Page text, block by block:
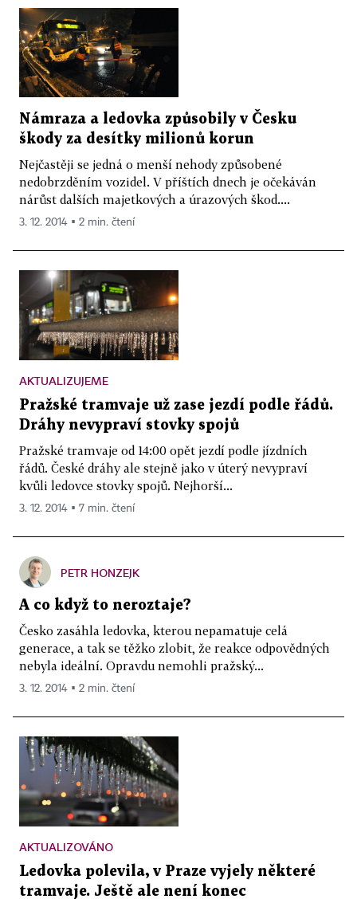
Námraza a ledovka způsobily v Česku
škody za desítky milionů korun
Nejčastěji se jedná o menší nehody způsobené
nedobrzděním vozidel. V příštích dnech je očekáván
nárůst dalších majetkových a úrazových škod....
3. 12. 2014 ▪ 2 min. čtení
AKTUALIZUJEME
Pražské tramvaje už zase jezdí podle řádů.
Dráhy nevypraví stovky spojů
Pražské tramvaje od 14:00 opět jezdí podle jízdních
řádů. České dráhy ale stejně jako v úterý nevypraví
kvůli ledovce stovky spojů. Nejhorší...
3. 12. 2014 ▪ 7 min. čtení
PETR HONZEJK
A co když to neroztaje?
Česko zasáhla ledovka, kterou nepamatuje celá
generace, a tak se těžko zlobit, že reakce odpovědných
nebyla ideální. Opravdu nemohli pražský...
3. 12. 2014 ▪ 2 min. čtení
AKTUALIZOVÁNO
Ledovka polevila, v Praze vyjely některé
tramvaje. Ještě ale není konec